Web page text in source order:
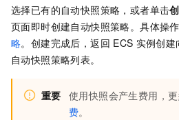
选择已有的自动快照策略，或者单击
页面即时创建自动快照策略。具体操
略。创建完成后，返回 ECS 实例创
自动快照策略列表。
重要 使用快照会产生费用，
费。